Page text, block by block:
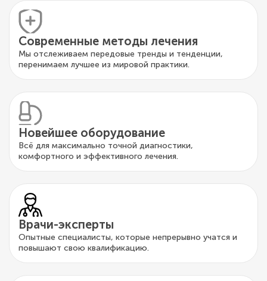
Современные методы лечения
Мы отслеживаем передовые тренды и тенденции,
перенимаем лучшее из мировой практики.
Новейшее оборудование
Всё для максимально точной диагностики,
комфортного и эффективного лечения.
Врачи-эксперты
Опытные специалисты, которые непрерывно учатся и
повышают свою квалификацию.